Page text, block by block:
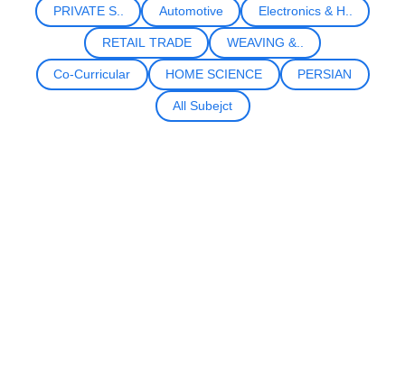
PRIVATE S.. Automotive Electronics & H..
RETAIL TRADE WEAVING &..
Co-Curricular HOME SCIENCE PERSIAN
All Subejct